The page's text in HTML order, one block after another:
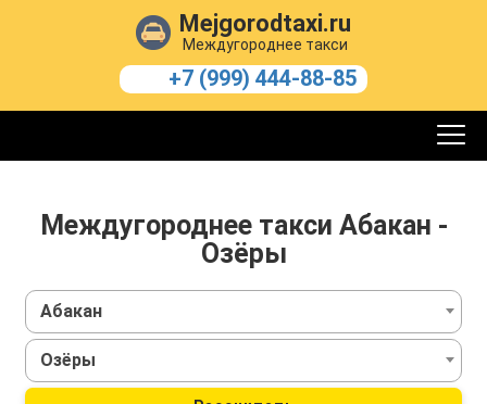
Mejgorodtaxi.ru
Междугороднее такси
+7 (999) 444-88-85
Междугороднее такси Абакан -
Озёры
Абакан
Озёры